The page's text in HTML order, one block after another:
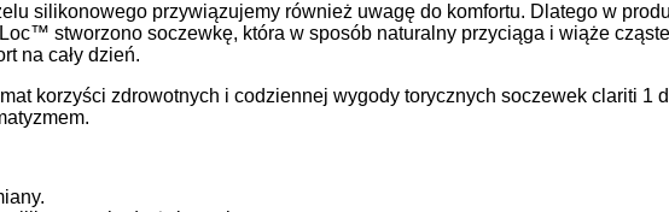
silikonowego przywiązujemy również uwagę do komfortu. Dlatego w
stworzono soczewkę, która w sposób naturalny przyciąga i wiąże
na cały dzień.
korzyści zdrowotnych i codziennej wygody torycznych soczewek clariti